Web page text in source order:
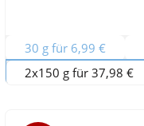
30 g für 6,99 €
2x150 g für 37,98 €